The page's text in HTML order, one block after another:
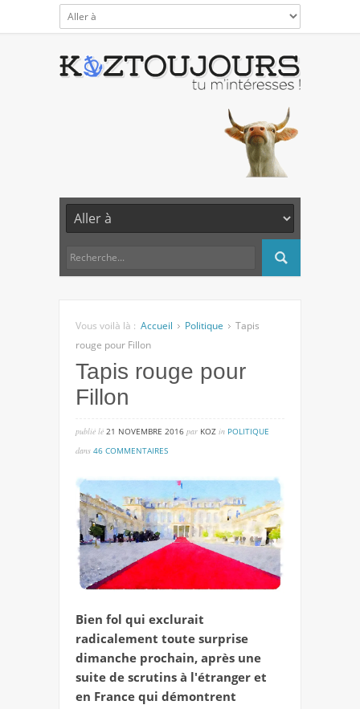
Vous voilà là : Accueil Politique
Tapis
rouge pour Fillon
Tapis rouge pour
Fillon
publié lé 21 NOVEMBRE 2016 par KOZ in POLITIQUE
dans 46 COMMENTAIRESsur
rouge
pour
fillon
Bien fol qui exclurait
radicalement toute surprise
dimanche prochain, après une
suite de scrutins à l'étranger et
en France qui démontrent